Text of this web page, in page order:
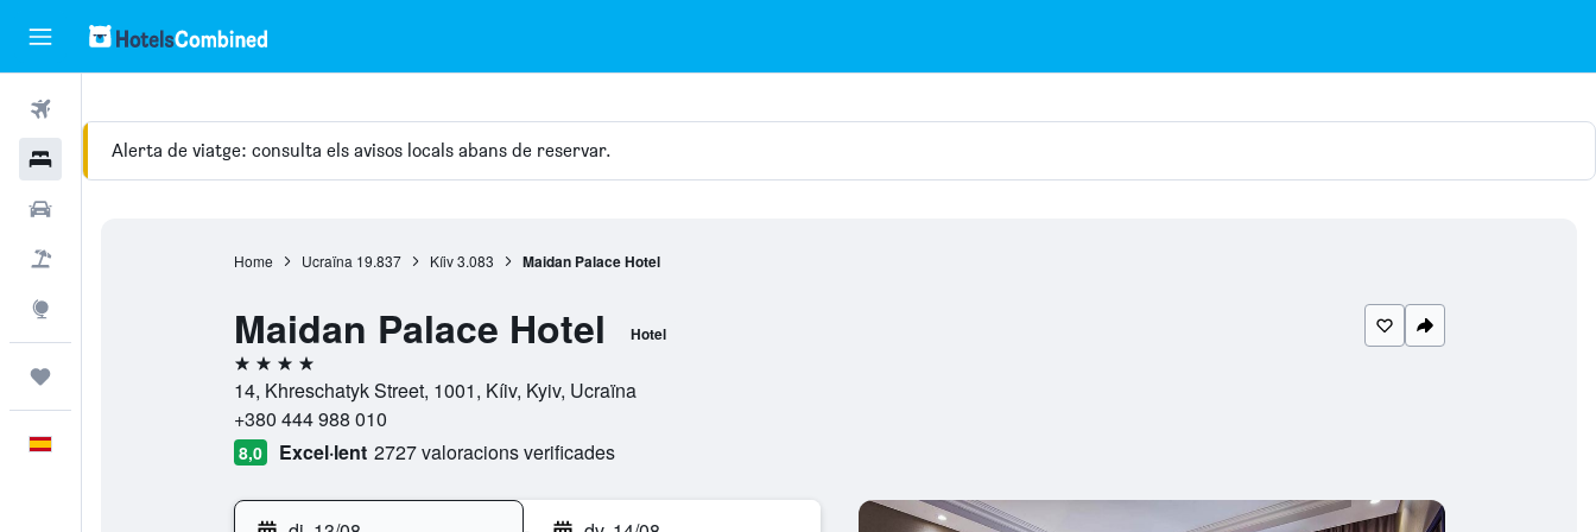
HotelsAlerta de viatge: consulta els avisos locals abans de reservar.
Home Ucraïna 19.837 Kíiv 3.083 Maidan Palace Hotel
Maidan Palace Hotel Hotel
4 estrelles
14, Khreschatyk Street, 1001, Kíiv, Kyiv, Ucraïna
+380 444 988 010
8,0 Excel·lent 2727 valoracions verificades